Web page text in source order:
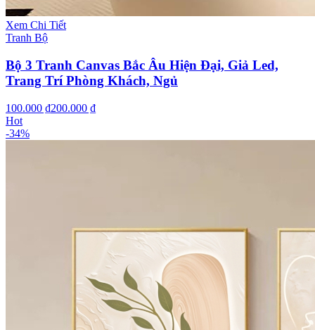
Xem Chi Tiết
Tranh Bộ
Bộ 3 Tranh Canvas Bắc Âu Hiện Đại, Giả Led,
Trang Trí Phòng Khách, Ngủ
100.000 ₫200.000 ₫
Hot
-34%